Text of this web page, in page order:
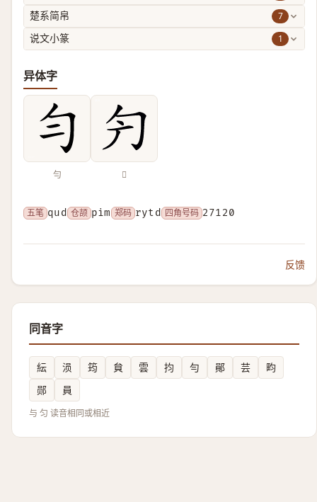
楚系简帛 7
说文小篆 1
异体字
勻 𠣐
五笔 qud 仓颉 pim 郑码 rytd 四角号码 27120
反馈
同音字
紜 涢 筠 貟 雲 抣 勻 鄖 芸
畇
郧
員
与 匀 读音相同或相近